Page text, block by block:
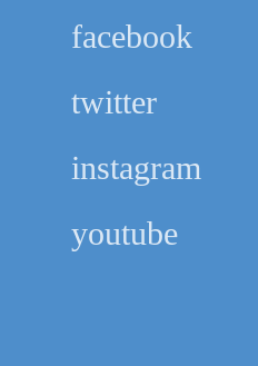
facebook
twitter
instagram
youtube